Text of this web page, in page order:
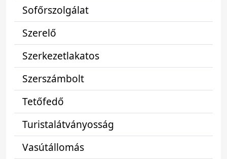
Sofőrszolgálat
Szerelő
Szerkezetlakatos
Szerszámbolt
Tetőfedő
Turistalátványosság
Vasútállomás